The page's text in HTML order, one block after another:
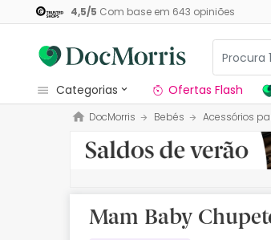
4,5/5 Com base em 643 opiniões
categorias
Dermocosmetica
Nossa marca
Medicamentos
Ofertas Flash
DocMorris Bebés Acessórios
Mam Baby